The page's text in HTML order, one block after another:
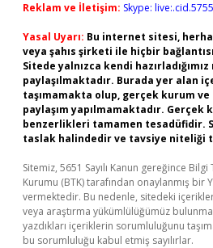
Reklam ve İletişim: Skype:
Yasal Uyarı: Bu internet sitesi,
veya şahıs şirketi ile hiçbir
Sitede yalnızca kendi
paylaşılmaktadır. Burada yer alan
taşımamakta olup, gerçek kurum
paylaşım yapılmamaktadır.
benzerlikleri tamamen tesadüfidir.
taslak halindedir ve tavsiye niteliği
Sitemiz, 5651 Sayılı Kanun gereğince
Kurumu (BTK) tarafından onaylanmış bir
vermektedir. Bu nedenle, sitedeki
veya araştırma yükümlülüğümüz
yazdıkları içeriklerin sorumluluğunu
bu sorumluluğu kabul etmiş sayılırlar.